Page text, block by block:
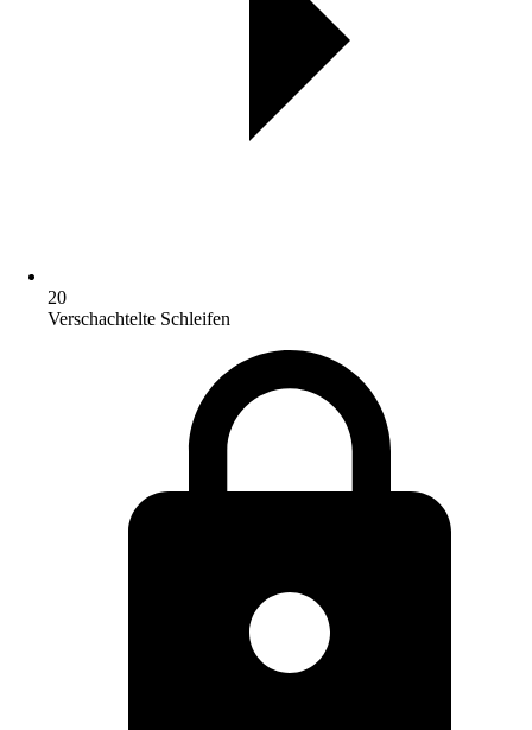
20
Verschachtelte Schleifen